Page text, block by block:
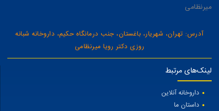
میرنظامی
آدرس: تهران، شهریار، باغستان، جنب درمانگاه حکیم، داروخانه شبانه
روزی دکتر رویا میرنظامی
لینک‌های مرتبط
داروخانه آنلاین
داستان ما